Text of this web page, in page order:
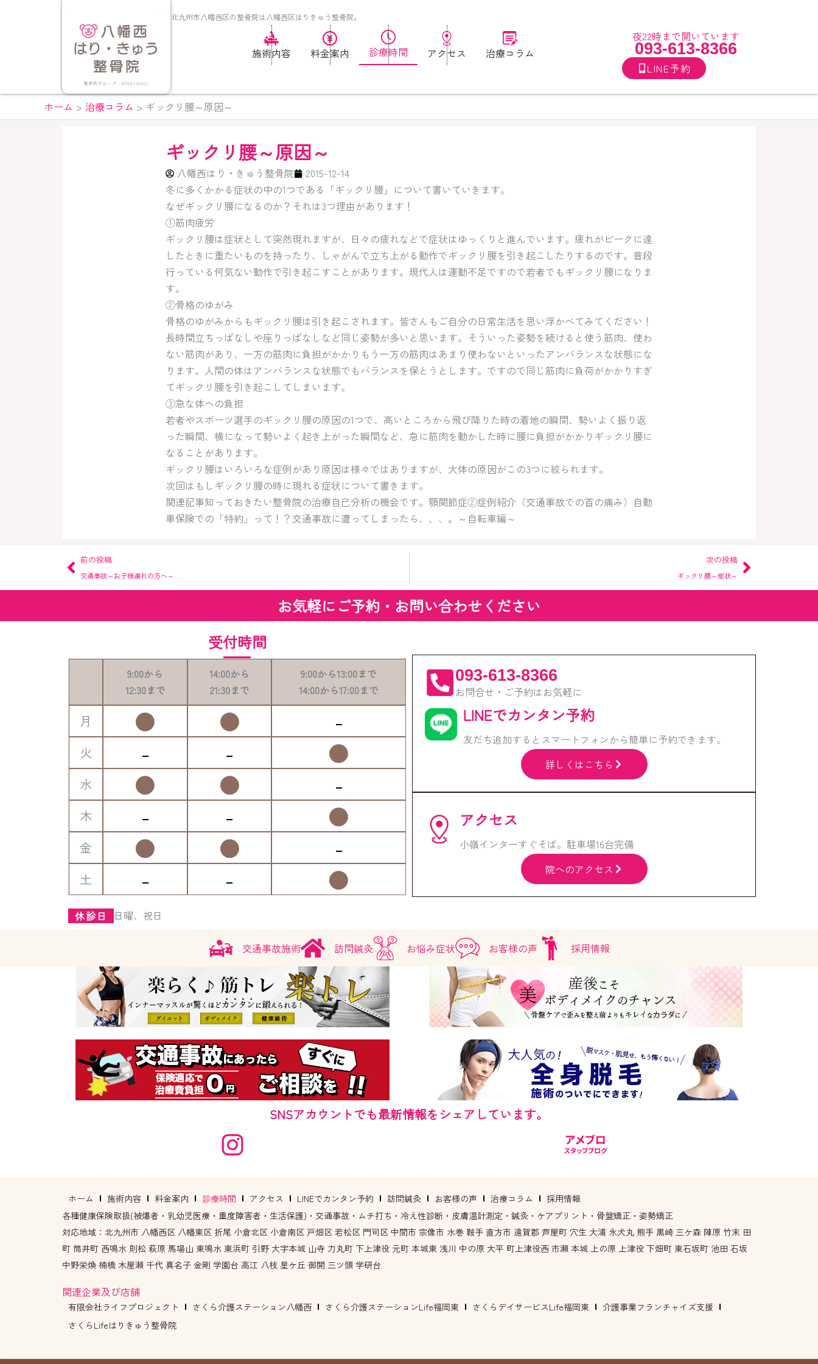
北九州市八幡西区の整骨院は八幡西区はりきゅう整骨院。
施術内容 料金案内 診療時間 アクセス 治療コラム
夜22時まで開いています
093-613-8366
LINE予約
ホーム 治療コラム ギックリ腰～原因～
ギックリ腰～原因～
八幡西はり・きゅう整骨院
2015-12-14
冬に多くかかる症状の中の1つである「ギックリ腰」について書いていきます。
なぜギックリ腰になるのか？それは3つ理由があります！
①筋肉疲労
ギックリ腰は症状として突然現れますが、日々の疲れなどで症状はゆっくりと進んでいます。疲れがピークに達
したときに重たいものを持ったり、しゃがんで立ち上がる動作でギックリ腰を引き起こしたりするのです。普段
行っている何気ない動作で引き起こすことがあります。現代人は運動不足ですので若者でもギックリ腰になりま
す。
②骨格のゆがみ
骨格のゆがみからもギックリ腰は引き起こされます。皆さんもご自分の日常生活を思い浮かべてみてください！
長時間立ちっぱなしや座りっぱなしなど同じ姿勢が多いと思います。そういった姿勢を続けると使う筋肉、使わ
ない筋肉があり、一方の筋肉に負担がかかりもう一方の筋肉はあまり使わないといったアンバランスな状態にな
ります。人間の体はアンバランスな状態でもバランスを保とうとします。ですので同じ筋肉に負荷がかかりすぎ
てギックリ腰を引き起こしてしまいます。
③急な体への負担
若者やスポーツ選手のギックリ腰の原因の1つで、高いところから飛び降りた時の着地の瞬間、勢いよく振り返
った瞬間、横になって勢いよく起き上がった瞬間など、急に筋肉を動かした時に腰に負担がかかりギックリ腰に
なることがあります。
ギックリ腰はいろいろな症例があり原因は様々ではありますが、大体の原因がこの3つに絞られます。
次回はもしギックリ腰の時に現れる症状について書きます。
関連記事知っておきたい整骨院の治療自己分析の機会です。顎関節症②症例紹介（交通事故での首の痛み）自動
車保険での「特約」って！？交通事故に遭ってしまったら、、、。～自転車編～
Prev
前の投稿
交通事故～お子様連れの方へ～
次の投稿
ギックリ腰～症状～
Next
お気軽にご予約・お問い合わせください
受付時間
9:00から
12:30まで
14:00から
21:30まで
9:00から13:00まで
14:00から17:00まで
月 ● ● -
火 - - ●
水 ● ● -
木 - - ●
金 ● ● -
土 - - ●
休診日 日曜、祝日
093-613-8366
お問合せ・ご予約はお気軽に
LINEでカンタン予約
友だち追加するとスマートフォンから簡単に予約できます。
詳しくはこちら
アクセス
小嶺インターすぐそば。駐車場16台完備
院へのアクセス
交通事故施術 訪問鍼灸 お悩み症状 お客様の声 採用情報
SNSアカウントでも最新情報をシェアしています。
ホーム 施術内容 料金案内 診療時間 アクセス LINEでカンタン予約 訪問鍼灸 お客様の声 治療コラム
採用情報
各種健康保険取扱(被爆者・乳幼児医療・重度障害者・生活保護)・交通事故・ムチ打ち・冷え性診断・皮膚温計測定・鍼灸・ケアプリント・骨盤矯正・姿勢矯正
対応地域：北九州市 八幡西区 八幡東区 折尾 小倉北区 小倉南区 戸畑区 若松区 門司区 中間市 宗像市 水巻 鞍手 直方市 遠賀郡 芦屋町 穴生 大浦 永犬丸 熊手 黒崎 三ケ森 陣原 竹末 田
町 筒井町 西鳴水 則松 萩原 馬場山 東鳴水 東浜町 引野 大字本城 山寺 力丸町 下上津役 元町 本城東 浅川 中の原 大平 町上津役西 市瀬 本城 上の原 上津役 下畑町 東石坂町 池田 石坂
中野栄煥 楠橋 木屋瀬 千代 真名子 金剛 学園台 高江 八枝 星ケ丘 御開 三ツ頭 学研台
関連企業及び店舗
有限会社ライフプロジェクト さくら介護ステーション八幡西 さくら介護ステーションLife福岡東 さくらデイサービスLife福岡東
介護事業フランチャイズ支援
さくらLifeはりきゅう整骨院